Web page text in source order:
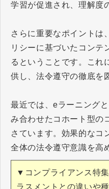
学習が促進され、理解度
さらに重要なポイントは
リシーに基づいたコンテ
るということです。これ
供し、法令遵守の徹底を
最近では、eラーニング
み合わせたコホート型の
さています。効果的なコ
全体の法令遵守意識を高
▼コンプライアンス特
ラスメントとの違いや